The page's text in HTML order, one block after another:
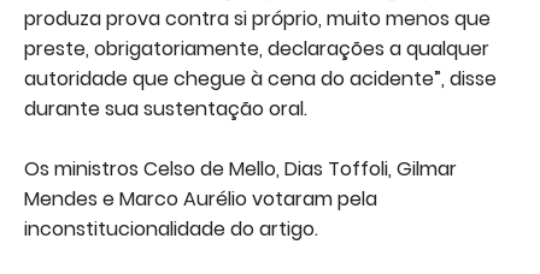
produza prova contra si próprio, muito menos que
preste, obrigatoriamente, declarações a qualquer
autoridade que chegue à cena do acidente”, disse
durante sua sustentação oral.
Os ministros Celso de Mello, Dias Toffoli, Gilmar
Mendes e Marco Aurélio votaram pela
inconstitucionalidade do artigo.